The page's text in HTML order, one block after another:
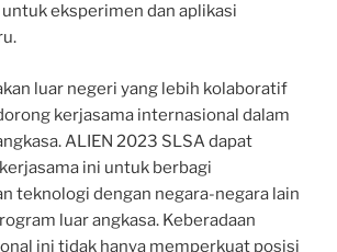
eksperimen dan aplikasi
luar negeri yang lebih kolaboratif
kerjasama internasional dalam
ALIEN 2023 SLSA dapat
ini untuk berbagi
teknologi dengan negara-negara lain
luar angkasa. Keberadaan
ini tidak hanya memperkuat posisi